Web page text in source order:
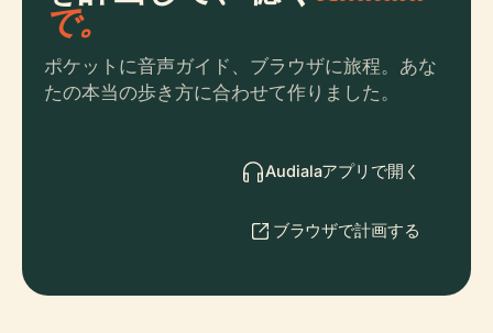
で。
ポケットに音声ガイド、ブラウザに旅程。あな
たの本当の歩き方に合わせて作りました。
Audialaアプリで開く
ブラウザで計画する